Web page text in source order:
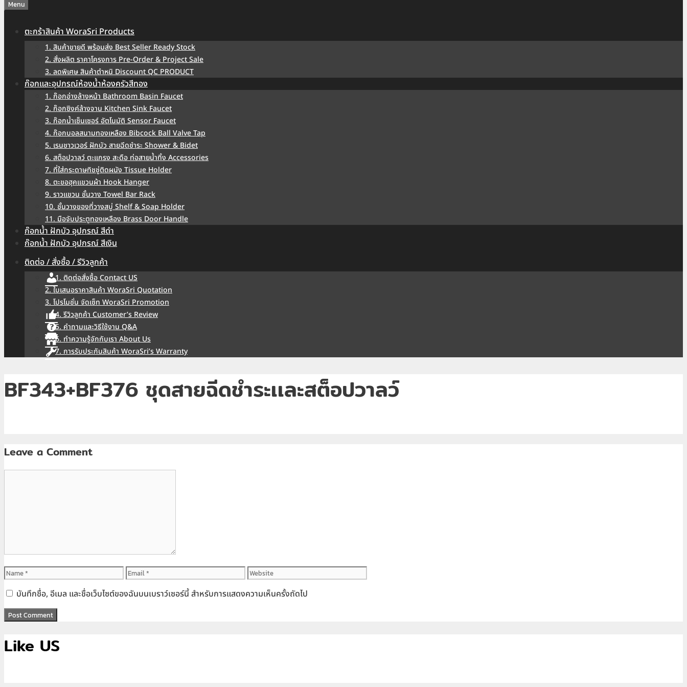
Menu
ตะกร้าสินค้า WoraSri Products
1. สินค้าขายดี พร้อมส่ง Best Seller Ready Stock
2. สั่งผลิต ราคาโครงการ Pre-Order & Project Sale
3. ลดพิเศษ สินค้าตำหนิ Discount QC PRODUCT
ก๊อกและอุปกรณ์ห้องน้ำห้องครัวสีทอง
1. ก๊อกอ่างล้างหน้า Bathroom Basin Faucet
2. ก๊อกซิงค์ล้างจาน Kitchen Sink Faucet
3. ก๊อกน้ำเซ็นเซอร์ อัตโนมัติ Sensor Faucet
4. ก๊อกบอลสนามทองเหลือง Bibcock Ball Valve Tap
5. เรนชาวเวอร์ ฝักบัว สายฉีดชำระ Shower & Bidet
6. สต็อปวาลว์ ตะแกรง สะดือ ท่อสายน้ำทิ้ง Accessories
7. ที่ใส่กระดาษทิชชู่ติดผนัง Tissue Holder
8. ตะขอฮุคแขวนผ้า Hook Hanger
9. ราวแขวน ชั้นวาง Towel Bar Rack
10. ชั้นวางของที่วางสบู่ Shelf & Soap Holder
11. มือจับประตูทองเหลือง Brass Door Handle
ก๊อกน้ำ ฝักบัว อุปกรณ์ สีดำ
ก๊อกน้ำ ฝักบัว อุปกรณ์ สีเงิน
ติดต่อ / สั่งซื้อ / รีวิวลูกค้า
1. ติดต่อสั่งซื้อ Contact US
2. ใบเสนอราคาสินค้า WoraSri Quotation
3. โปรโมชั่น จัดเซ็ท WoraSri Promotion
4. รีวิวลูกค้า Customer’s Review
5. คำถามและวิธีใช้งาน Q&A
6. ทำความรู้จักกับเรา About Us
7. การรับประกันสินค้า WoraSri’s Warranty
BF343+BF376 ชุดสายฉีดชำระเเละสต็อปวาลว์
Leave a Comment
Name Email
Website
บันทึกชื่อ, อีเมล และชื่อเว็บไซต์ของฉันบนเบราว์เซอร์นี้ สำหรับการแสดงความเห็นครั้งถัดไป
Like US